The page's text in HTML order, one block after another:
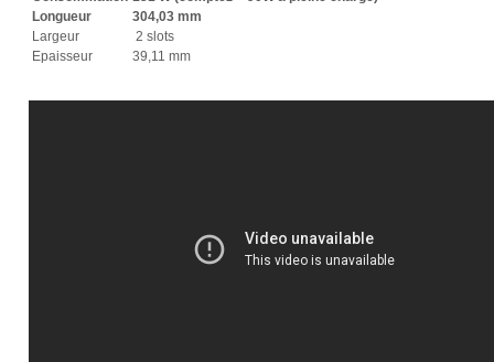
Longueur
304,03 mm
Largeur
2 slots
Epaisseur
39,11 mm